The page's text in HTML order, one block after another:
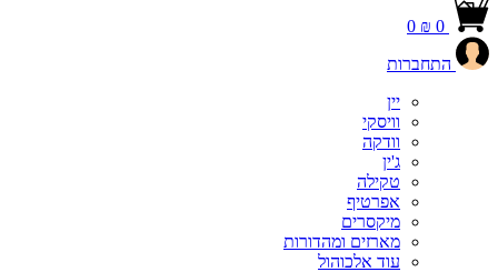
0
0 ₪
התחברות
יין
וויסקי
וודקה
ג'ין
טקילה
אפרטיף
מיקסרים
מארזים ומהדורות
עוד אלכוהול